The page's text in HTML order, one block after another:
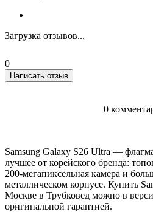
Загрузка отзывов...
0
Написать отзыв
0
Samsung Galaxy S26 Ultra —
лучшее от корейского бренда:
200-мегапиксельная камера и
металлическом корпусе. Купить
Москве в Трубковед можно в
оригинальной гарантией.